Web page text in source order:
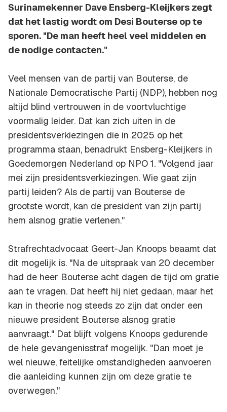
Surinamekenner Dave Ensberg-Kleijkers zegt
dat het lastig wordt om Desi Bouterse op te
sporen. "De man heeft heel veel middelen en
de nodige contacten."
Veel mensen van de partij van Bouterse, de
Nationale Democratische Partij (NDP), hebben nog
altijd blind vertrouwen in de voortvluchtige
voormalig leider. Dat kan zich uiten in de
presidentsverkiezingen die in 2025 op het
programma staan, benadrukt Ensberg-Kleijkers in
Goedemorgen Nederland op NPO 1. "Volgend jaar
mei zijn presidentsverkiezingen. Wie gaat zijn
partij leiden? Als de partij van Bouterse de
grootste wordt, kan de president van zijn partij
hem alsnog gratie verlenen."
Strafrechtadvocaat Geert-Jan Knoops beaamt dat
dit mogelijk is. "Na de uitspraak van 20 december
had de heer Bouterse acht dagen de tijd om gratie
aan te vragen. Dat heeft hij niet gedaan, maar het
kan in theorie nog steeds zo zijn dat onder een
nieuwe president Bouterse alsnog gratie
aanvraagt." Dat blijft volgens Knoops gedurende
de hele gevangenisstraf mogelijk. "Dan moet je
wel nieuwe, feitelijke omstandigheden aanvoeren
die aanleiding kunnen zijn om deze gratie te
overwegen."